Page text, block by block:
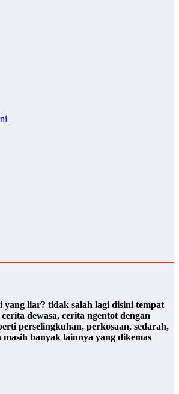
yang liar? tidak salah lagi disini tempat
dewasa, cerita ngentot dengan
perselingkuhan, perkosaan, sedarah,
banyak lainnya yang dikemas